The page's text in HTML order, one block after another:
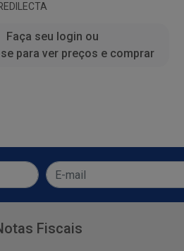
Faça seu login ou
para ver preços e comprar
Fiscais